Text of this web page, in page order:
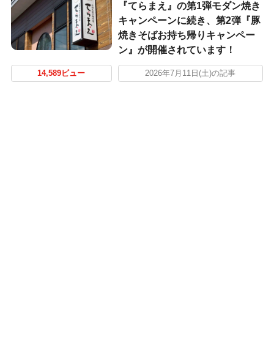
『てらまえ』の第1弾モダン焼き
キャンペーンに続き、第2弾『豚
焼きそばお持ち帰りキャンペー
ン』が開催されています！
14,589ビュー 2026年7月11日(土)の記事